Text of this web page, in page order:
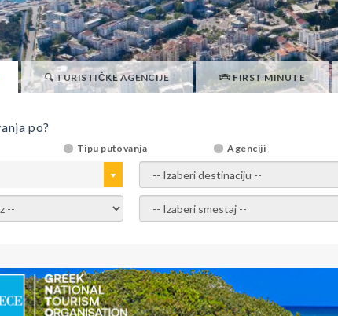
TURISTIČKE AGENCIJE FIRST MINUTE
po?
Tipu putovanja Agenciji
- izaberi destinaciju -
- Izaberite smestaj -